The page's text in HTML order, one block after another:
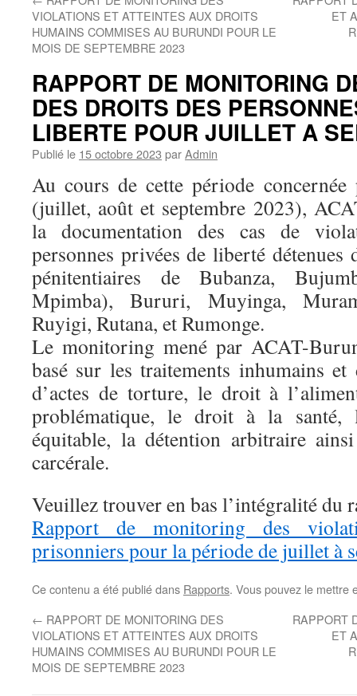
VIOLATIONS ET ATTEINTES AUX DROITS
HUMAINS COMMISES AU BURUNDI POUR LE
MOIS DE SEPTEMBRE 2023
ET
RAPPORT DE MONITORING
DES DROITS DES
LIBERTE POUR JUILLET A
Publié le 15 octobre 2023 parAdmin
Au cours de cette période
(juillet, août et septembre 2023),
la documentation des cas de
personnes privées de liberté détenues
pénitentiaires de Bubanza,
Mpimba), Bururi, Muyinga,
Ruyigi, Rutana, et Rumonge.
Le monitoring mené par ACAT-
basé sur les traitements inhumains et
d’actes de torture, le droit à
problématique, le droit à la
équitable, la détention arbitraire
carcérale.
Veuillez trouver en bas l’intégralité du
Rapport de monitoring des
prisonniers pour la période de juillet à
Ce contenu a été publié dans Rapports. Vous pouvez le mettre
← RAPPORT DE MONITORING DES
VIOLATIONS ET ATTEINTES AUX DROITS
HUMAINS COMMISES AU BURUNDI POUR LE
MOIS DE SEPTEMBRE 2023
RAPPORT
ET